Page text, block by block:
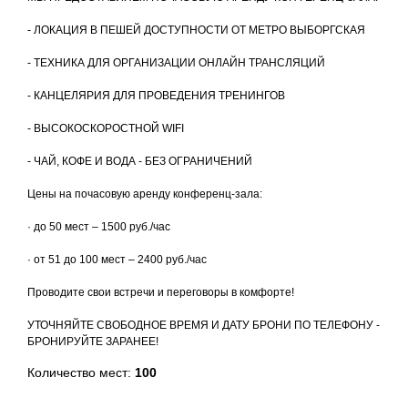
- ЛОКАЦИЯ В ПЕШЕЙ ДОСТУПНОСТИ ОТ МЕТРО ВЫБОРГСКАЯ
- ТЕХНИКА ДЛЯ ОРГАНИЗАЦИИ ОНЛАЙН ТРАНСЛЯЦИЙ
- КАНЦЕЛЯРИЯ ДЛЯ ПРОВЕДЕНИЯ ТРЕНИНГОВ
- ВЫСОКОСКОРОСТНОЙ WIFI
- ЧАЙ, КОФЕ И ВОДА - БЕЗ ОГРАНИЧЕНИЙ
Цены на почасовую аренду конференц-зала:
· до 50 мест – 1500 руб./час
· от 51 до 100 мест – 2400 руб./час
Проводите свои встречи и переговоры в комфорте!
УТОЧНЯЙТЕ СВОБОДНОЕ ВРЕМЯ И ДАТУ БРОНИ ПО ТЕЛЕФОНУ -
БРОНИРУЙТЕ ЗАРАНЕЕ!
Количество мест: 100